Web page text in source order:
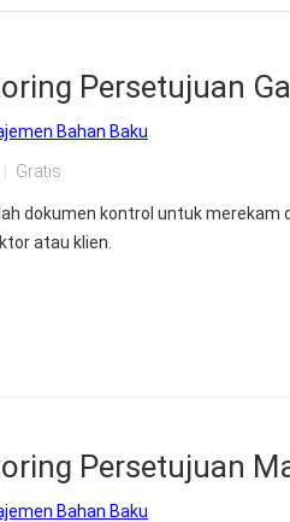
Persetujuan
Bahan Baku
Gratis
dokumen kontrol untuk
atau klien.
Persetujuan
Bahan Baku